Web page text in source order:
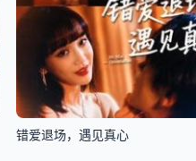
错爱退场，遇见真心